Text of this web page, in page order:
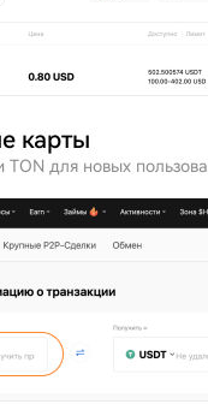
карты
для новых